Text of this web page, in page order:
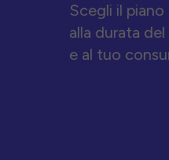
Scegli il
alla durata
e al tuo